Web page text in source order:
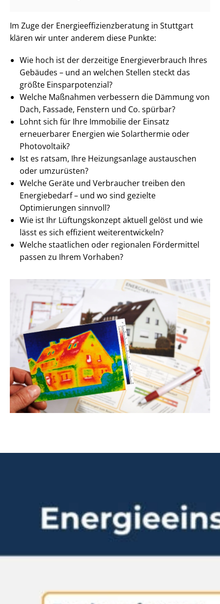
Im Zuge der En­er­gie­ef­fi­zi­enz­be­ra­tung in Stuttgart
klären wir unter anderem diese Punkte:
Wie hoch ist der derzeitige En­er­gie­ver­brauch Ihres
Gebäudes – und an welchen Stellen steckt das
größte Ein­spar­po­ten­zi­al?
Welche Maßnahmen verbessern die Dämmung von
Dach, Fassade, Fenstern und Co. spürbar?
Lohnt sich für Ihre Immobilie der Einsatz
erneuerbarer Energien wie Solarthermie oder
Photovoltaik?
Ist es ratsam, Ihre Heizungsanlage austauschen
oder umzurüsten?
Welche Geräte und Verbraucher treiben den
Energiebedarf – und wo sind gezielte
Optimierungen sinnvoll?
Wie ist Ihr Lüftungskonzept aktuell gelöst und wie
lässt es sich effizient wei­ter­ent­wi­ckeln?
Welche staatlichen oder regionalen Fördermittel
passen zu Ihrem Vorhaben?